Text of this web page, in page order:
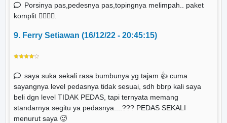
Porsinya pas,pedesnya pas,topingnya melimpah.. paket
komplit 👌🏻👌🏻.
9. Ferry Setiawan (16/12/22 - 20:45:15)
saya suka sekali rasa bumbunya yg tajam 👍 cuma
sayangnya level pedasnya tidak sesuai, sdh bbrp kali saya
beli dgn level TIDAK PEDAS, tapi ternyata memang
standarnya segitu ya pedasnya....??? PEDAS SEKALI
menurut saya 🥵